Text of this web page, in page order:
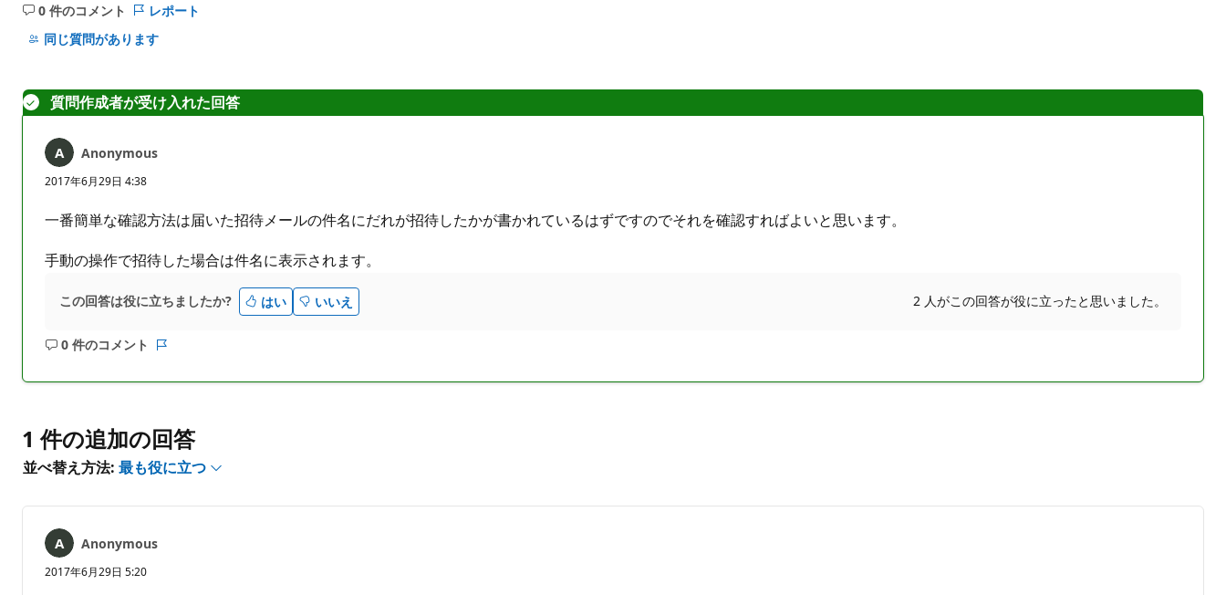
0 件のコメント
コ
メ
は
あ
ま
ん
レポート
同じ質問があります
質問作成者が受け入れた回答
Anonymous
2017年6月29日 4:38
一番簡単な確認方法は届いた招待メールの件名にだれが招待したかが書かれているはずですのでそれを確認すればよいと思います。
手動の操作で招待した場合は件名に表示されます。
この回答は役に立ちましたか? はい いいえ 2 人がこの回答が役に立ったと思いました。
0 件のコメント
コ
は
あ
り
せ
1 件の追加の回答
並べ替え方法: 最も役に立つ
Anonymous
2017年6月29日 5:20